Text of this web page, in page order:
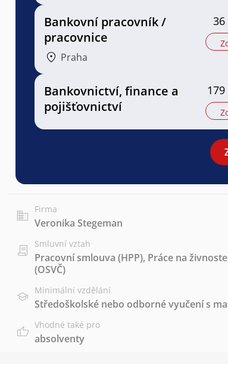
Bankovní pracovník /
pracovnice
Praha
Bankovnictví, finance a
pojišťovnictví
Firma
Veronika Stegeman
Smluvní vztah
Pracovní smlouva (HPP), Práce na
(OSVČ)
Minimální vzdělání
Středoškolské nebo odborné vyučení s
Vhodné také pro
absolventy